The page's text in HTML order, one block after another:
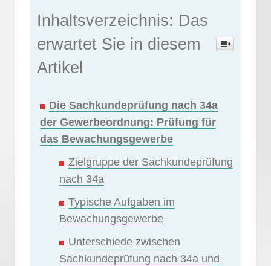
Inhaltsverzeichnis: Das
erwartet Sie in diesem
Artikel
Die Sachkundeprüfung nach 34a
der Gewerbeordnung: Prüfung für
das Bewachungsgewerbe
Zielgruppe der Sachkundeprüfung
nach 34a
Typische Aufgaben im
Bewachungsgewerbe
Unterschiede zwischen
Sachkundeprüfung nach 34a und